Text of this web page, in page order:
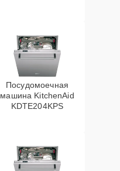
Посудомоечная
машина KitchenAid
KDTE204KPS